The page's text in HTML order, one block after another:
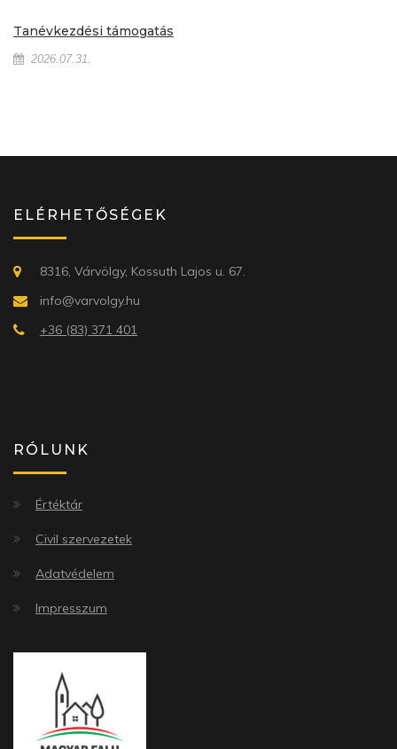
Tanévkezdési támogatás
2026.07.31.
ELÉRHETŐSÉGEK
8316, Várvölgy, Kossuth Lajos u. 67.
info@varvolgy.hu
+36 (83) 371 401
RÓLUNK
Értéktár
Civil szervezetek
Adatvédelem
Impresszum